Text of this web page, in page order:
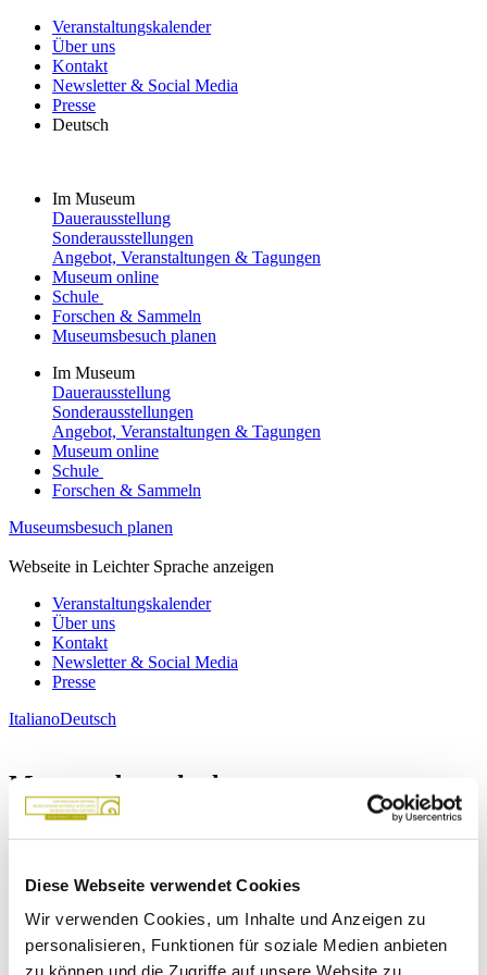
Diese Webseite verwendet Cookies
Wir verwenden Cookies, um Inhalte und Anzeigen zu
personalisieren, Funktionen für soziale Medien anbieten
zu können und die Zugriffe auf unsere Website zu
Veranstaltungskalender
Über uns
Kontakt
Newsletter & Social Media
Presse
Deutsch
Im Museum
Dauerausstellung
Sonderausstellungen
Angebot, Veranstaltungen & Tagungen
Museum online
Schule
Forschen & Sammeln
Museumsbesuch planen
Im Museum
Dauerausstellung
Sonderausstellungen
Angebot, Veranstaltungen & Tagungen
Museum online
Schule
Forschen & Sammeln
Museumsbesuch planen
Webseite in Leichter Sprache anzeigen
Veranstaltungskalender
Über uns
Kontakt
Newsletter & Social Media
Presse
ItalianoDeutsch
Museumsbesuch planen.
Online-Reservierung
Eine Reservierung der Tickets für den Museumsbesuch ist nicht
mehr erforderlich. Sie können die Eintrittskarten direkt an der Kassa